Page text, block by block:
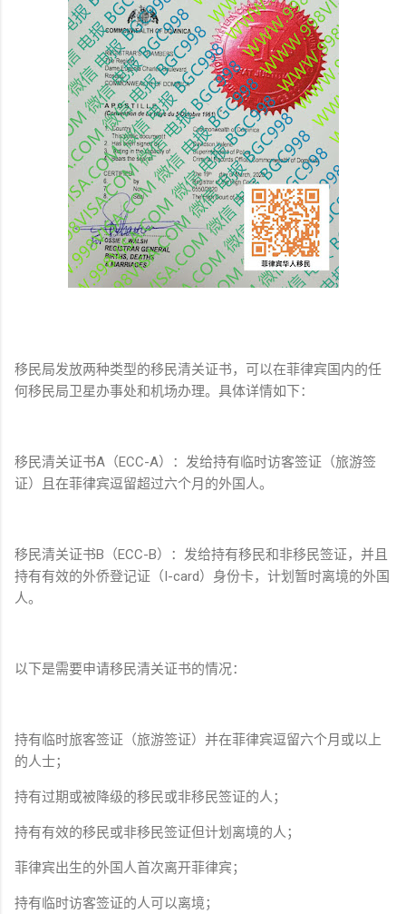
移民局发放两种类型的移民清关证书，可以在菲律宾国内的任
何移民局卫星办事处和机场办理。具体详情如下：
移民清关证书A（ECC-A）：发给持有临时访客签证（旅游签
证）且在菲律宾逗留超过六个月的外国人。
移民清关证书B（ECC-B）：发给持有移民和非移民签证，并且
持有有效的外侨登记证（I-card）身份卡，计划暂时离境的外国
人。
以下是需要申请移民清关证书的情况：
持有临时旅客签证（旅游签证）并在菲律宾逗留六个月或以上
的人士；
持有过期或被降级的移民或非移民签证的人；
持有有效的移民或非移民签证但计划离境的人；
菲律宾出生的外国人首次离开菲律宾；
持有临时访客签证的人可以离境；